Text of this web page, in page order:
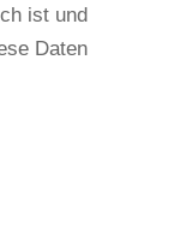
ist und
Daten